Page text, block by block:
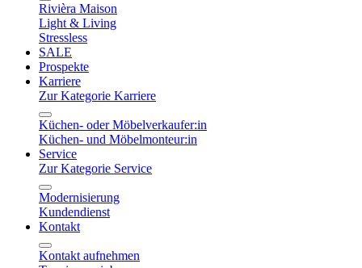
Rivièra Maison
Light & Living
Stressless
SALE
Prospekte
Karriere
Zur Kategorie Karriere
Küchen- oder Möbelverkaufer:in
Küchen- und Möbelmonteur:in
Service
Zur Kategorie Service
Modernisierung
Kundendienst
Kontakt
Kontakt aufnehmen